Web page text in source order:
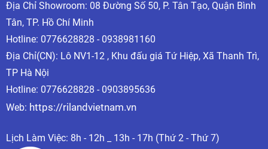
đề không mong muốn , nên cho năng suất cáo .
* Nên mua nơi uy tín để có những phụ kiện chất lượng ,
Công Ty RILAND là một thương hiệu lớn sản xuất máy
hàn và phụ kiện máy hàn , cho ra những sản phẩm có
* RILAND có đủ các phụ kiện mà người thợ hàn cần :
+ Phụ kiện máy hàn Que : Kìm Hàn , Kẹp Mass ...
Địa Chỉ Showroom: 08 Đường Số 50, P. Tân Tạo, Quận Bình
Tân, TP. Hồ Chí Minh
Hotline: 0776628828 - 0938981160
Địa Chỉ(CN): Lô NV1-12 , Khu đấu giá Tứ Hiệp, Xã Thanh Trì,
TP Hà Nội
Hotline: 0776628828 - 0903895636
Web: https://rilandvietnam.vn
Lịch Làm Việc: 8h - 12h _ 13h - 17h (Thứ 2 - Thứ 7)